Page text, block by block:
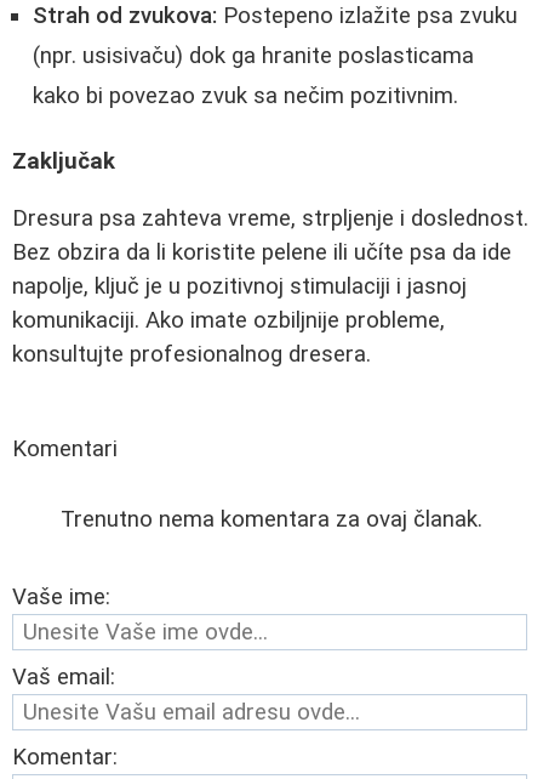
Strah od zvukova: Postepeno izlažite psa zvuku
(npr. usisivaču) dok ga hranite poslasticama
kako bi povezao zvuk sa nečim pozitivnim.
Zaključak
Dresura psa zahteva vreme, strpljenje i doslednost.
Bez obzira da li koristite pelene ili učíte psa da ide
napolje, ključ je u pozitivnoj stimulaciji i jasnoj
komunikaciji. Ako imate ozbiljnije probleme,
konsultujte profesionalnog dresera.
Komentari
Trenutno nema komentara za ovaj članak.
Vaše ime:
Vaš email:
Komentar: